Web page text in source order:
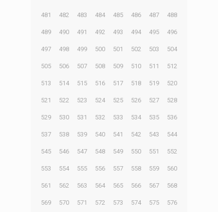
481 482 483 484 485 486 487 488
489 490 491 492 493 494 495 496
497 498 499 500 501 502 503 504
505 506 507 508 509 510 511 512
513 514 515 516 517 518 519 520
521 522 523 524 525 526 527 528
529 530 531 532 533 534 535 536
537 538 539 540 541 542 543 544
545 546 547 548 549 550 551 552
553 554 555 556 557 558 559 560
561 562 563 564 565 566 567 568
569 570 571 572 573 574 575 576